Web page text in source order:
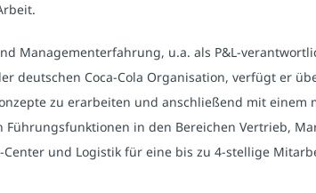
Managementerfahrung, u.a. als P&L-
deutschen Coca-Cola Organisation, verfügt er
zu erarbeiten und anschließend mit einem
in den Bereichen Vertrieb,
und Logistik für eine bis zu 4-stellige